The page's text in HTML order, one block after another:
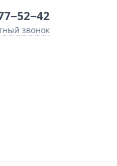
звонок